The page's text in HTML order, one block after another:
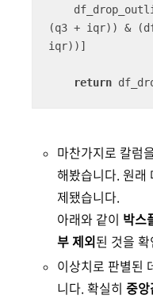
(q3 + iqr)) &
iqr))]
return
마찬가지로 칼럼
해봤습니다. 원래
제됐습니다.
아래와 같이 박스
부 제외된 것을
이상치로 판별된
니다. 확실히 중